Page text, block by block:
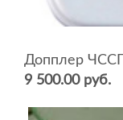
9 500.00 руб.